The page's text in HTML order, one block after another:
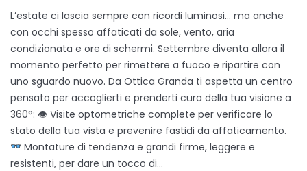
L’estate ci lascia sempre con ricordi luminosi… ma anche
con occhi spesso affaticati da sole, vento, aria
condizionata e ore di schermi. Settembre diventa allora il
momento perfetto per rimettere a fuoco e ripartire con
uno sguardo nuovo. Da Ottica Granda ti aspetta un centro
pensato per accoglierti e prenderti cura della tua visione a
360°: 👁 Visite optometriche complete per verificare lo
stato della tua vista e prevenire fastidi da affaticamento.
Montature di tendenza e grandi firme, leggere e
resistenti, per dare un tocco di…